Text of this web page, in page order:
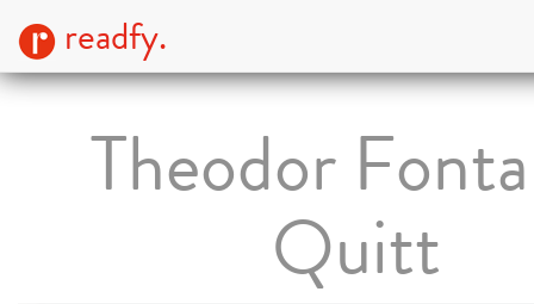
readfy.
Theodor
Quitt